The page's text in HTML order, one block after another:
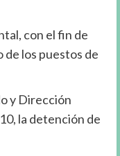
con el fin de
de los puestos de
y Dirección
la detención de